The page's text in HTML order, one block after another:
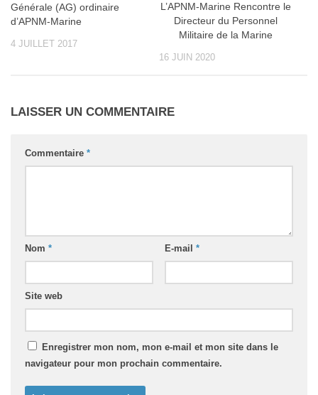
Générale (AG) ordinaire
d’APNM-Marine
4 JUILLET 2017
L’APNM-Marine Rencontre le
Directeur du Personnel
Militaire de la Marine
16 JUIN 2020
LAISSER UN COMMENTAIRE
Commentaire *
Nom * E-mail *
Site web
Enregistrer mon nom, mon e-mail et mon site dans le
navigateur pour mon prochain commentaire.